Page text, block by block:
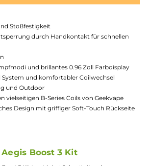
und Stoßfestigkeit
durch Handkontakt für
und Outdoor